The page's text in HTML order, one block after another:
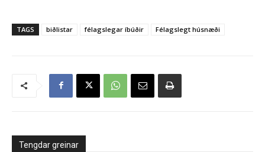
TAGS biðlistar félagslegar íbúðir Félagslegt húsnæði
Tengdar greinar